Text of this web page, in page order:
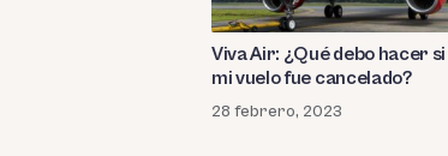
Viva Air: ¿Qué debo hacer si
mi vuelo fue cancelado?
28 febrero, 2023